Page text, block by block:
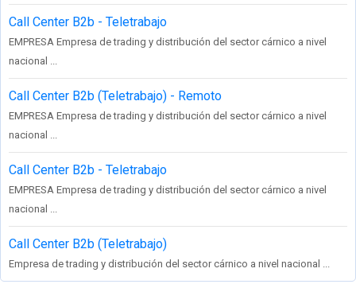
Call Center B2b - Teletrabajo
EMPRESA Empresa de trading y distribución del sector cárnico a nivel
nacional ...
Call Center B2b (Teletrabajo) - Remoto
EMPRESA Empresa de trading y distribución del sector cárnico a nivel
nacional ...
Call Center B2b - Teletrabajo
EMPRESA Empresa de trading y distribución del sector cárnico a nivel
nacional ...
Call Center B2b (Teletrabajo)
Empresa de trading y distribución del sector cárnico a nivel nacional ...